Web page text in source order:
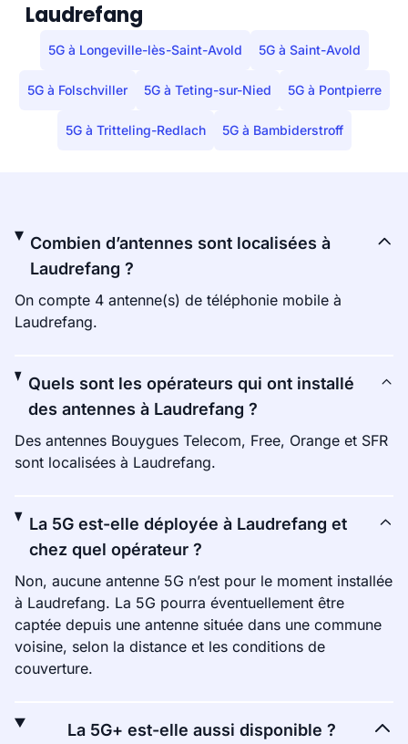
Laudrefang
5G à Longeville-lès-Saint-Avold 5G à Saint-Avold
5G à Folschviller 5G à Teting-sur-Nied 5G à Pontpierre
5G à Tritteling-Redlach 5G à Bambiderstroff
Combien d’antennes sont localisées à
Laudrefang ?
On compte 4 antenne(s) de téléphonie mobile à
Laudrefang.
Quels sont les opérateurs qui ont installé
des antennes à Laudrefang ?
Des antennes Bouygues Telecom, Free, Orange et SFR
sont localisées à Laudrefang.
La 5G est-elle déployée à Laudrefang et
chez quel opérateur ?
Non, aucune antenne 5G n’est pour le moment installée
à Laudrefang. La 5G pourra éventuellement être
captée depuis une antenne située dans une commune
voisine, selon la distance et les conditions de
couverture.
La 5G+ est-elle aussi disponible ?